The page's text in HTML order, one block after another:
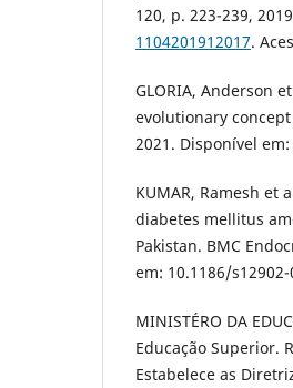
120, p. 223-239,
1104201912017.
GLORIA, Anderson
evolutionary
2021. Disponível
KUMAR, Ramesh et
diabetes mellitus
Pakistan. BMC
em: 10.1186/
MINISTÉRO DA
Educação Superior.
Estabelece as